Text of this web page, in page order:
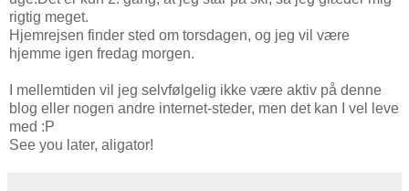
rigtig meget.
Hjemrejsen finder sted om torsdagen, og jeg vil være
hjemme igen fredag morgen.
I mellemtiden vil jeg selvfølgelig ikke være aktiv på denne
blog eller nogen andre internet-steder, men det kan I vel leve
med :P
See you later, aligator!